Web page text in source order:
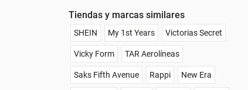
Tiendas y marcas similares
SHEIN My 1st Years Victorias Secret
Vicky Form TAR Aerolíneas
Saks Fifth Avenue Rappi New Era